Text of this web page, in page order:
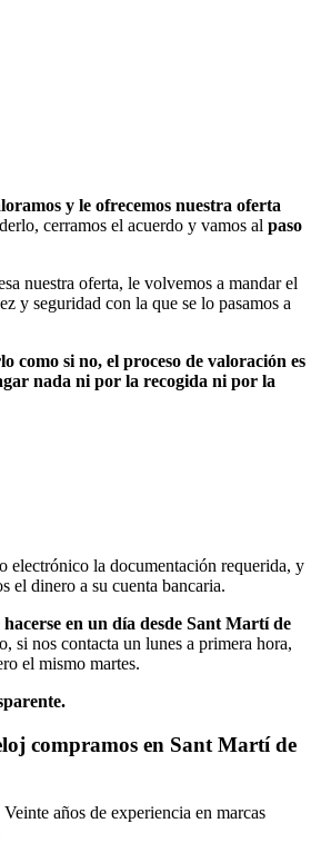
y le ofrecemos nuestra oferta
cerramos el acuerdo y vamos al paso
nuestra oferta, le volvemos a mandar el
y seguridad con la que se lo pasamos a
como si no, el proceso de valoración es
nada ni por la recogida ni por la
electrónico la documentación requerida, y
el dinero a su cuenta bancaria.
en un día desde Sant Martí de
si nos contacta un lunes a primera hora,
el mismo martes.
compramos en Sant Martí de
años de experiencia en marcas